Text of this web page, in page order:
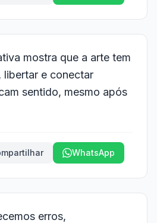
mostra que a arte tem
libertar e conectar
sentido, mesmo após
WhatsApp
erros,